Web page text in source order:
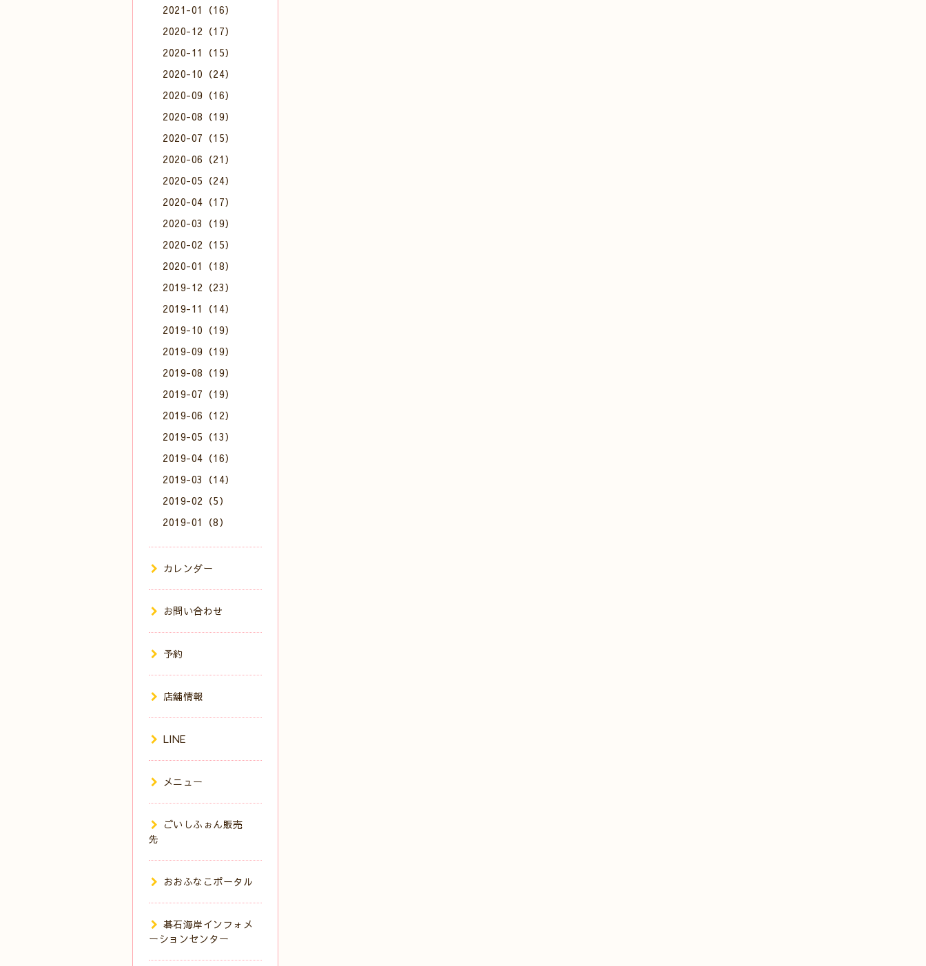
2021-01（16）
2020-12（17）
2020-11（15）
2020-10（24）
2020-09（16）
2020-08（19）
2020-07（15）
2020-06（21）
2020-05（24）
2020-04（17）
2020-03（19）
2020-02（15）
2020-01（18）
2019-12（23）
2019-11（14）
2019-10（19）
2019-09（19）
2019-08（19）
2019-07（19）
2019-06（12）
2019-05（13）
2019-04（16）
2019-03（14）
2019-02（5）
2019-01（8）
カレンダー
お問い合わせ
予約
店舗情報
LINE
メニュー
ごいしふぉん販売
先
おおふなこポータル
碁石海岸インフォメ
ーションセンター